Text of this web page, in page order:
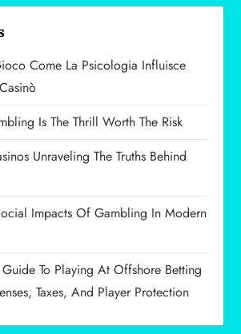
Come La Psicologia Influisce
Is The Thrill Worth The Risk
Unraveling The Truths Behind
Impacts Of Gambling In Modern
To Playing At Offshore Betting
Taxes, And Player Protection